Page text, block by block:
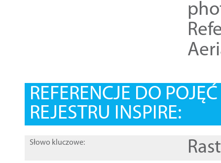
REFERENCJE DO
REJESTRU INSPIRE:
Słowo kluczowe: